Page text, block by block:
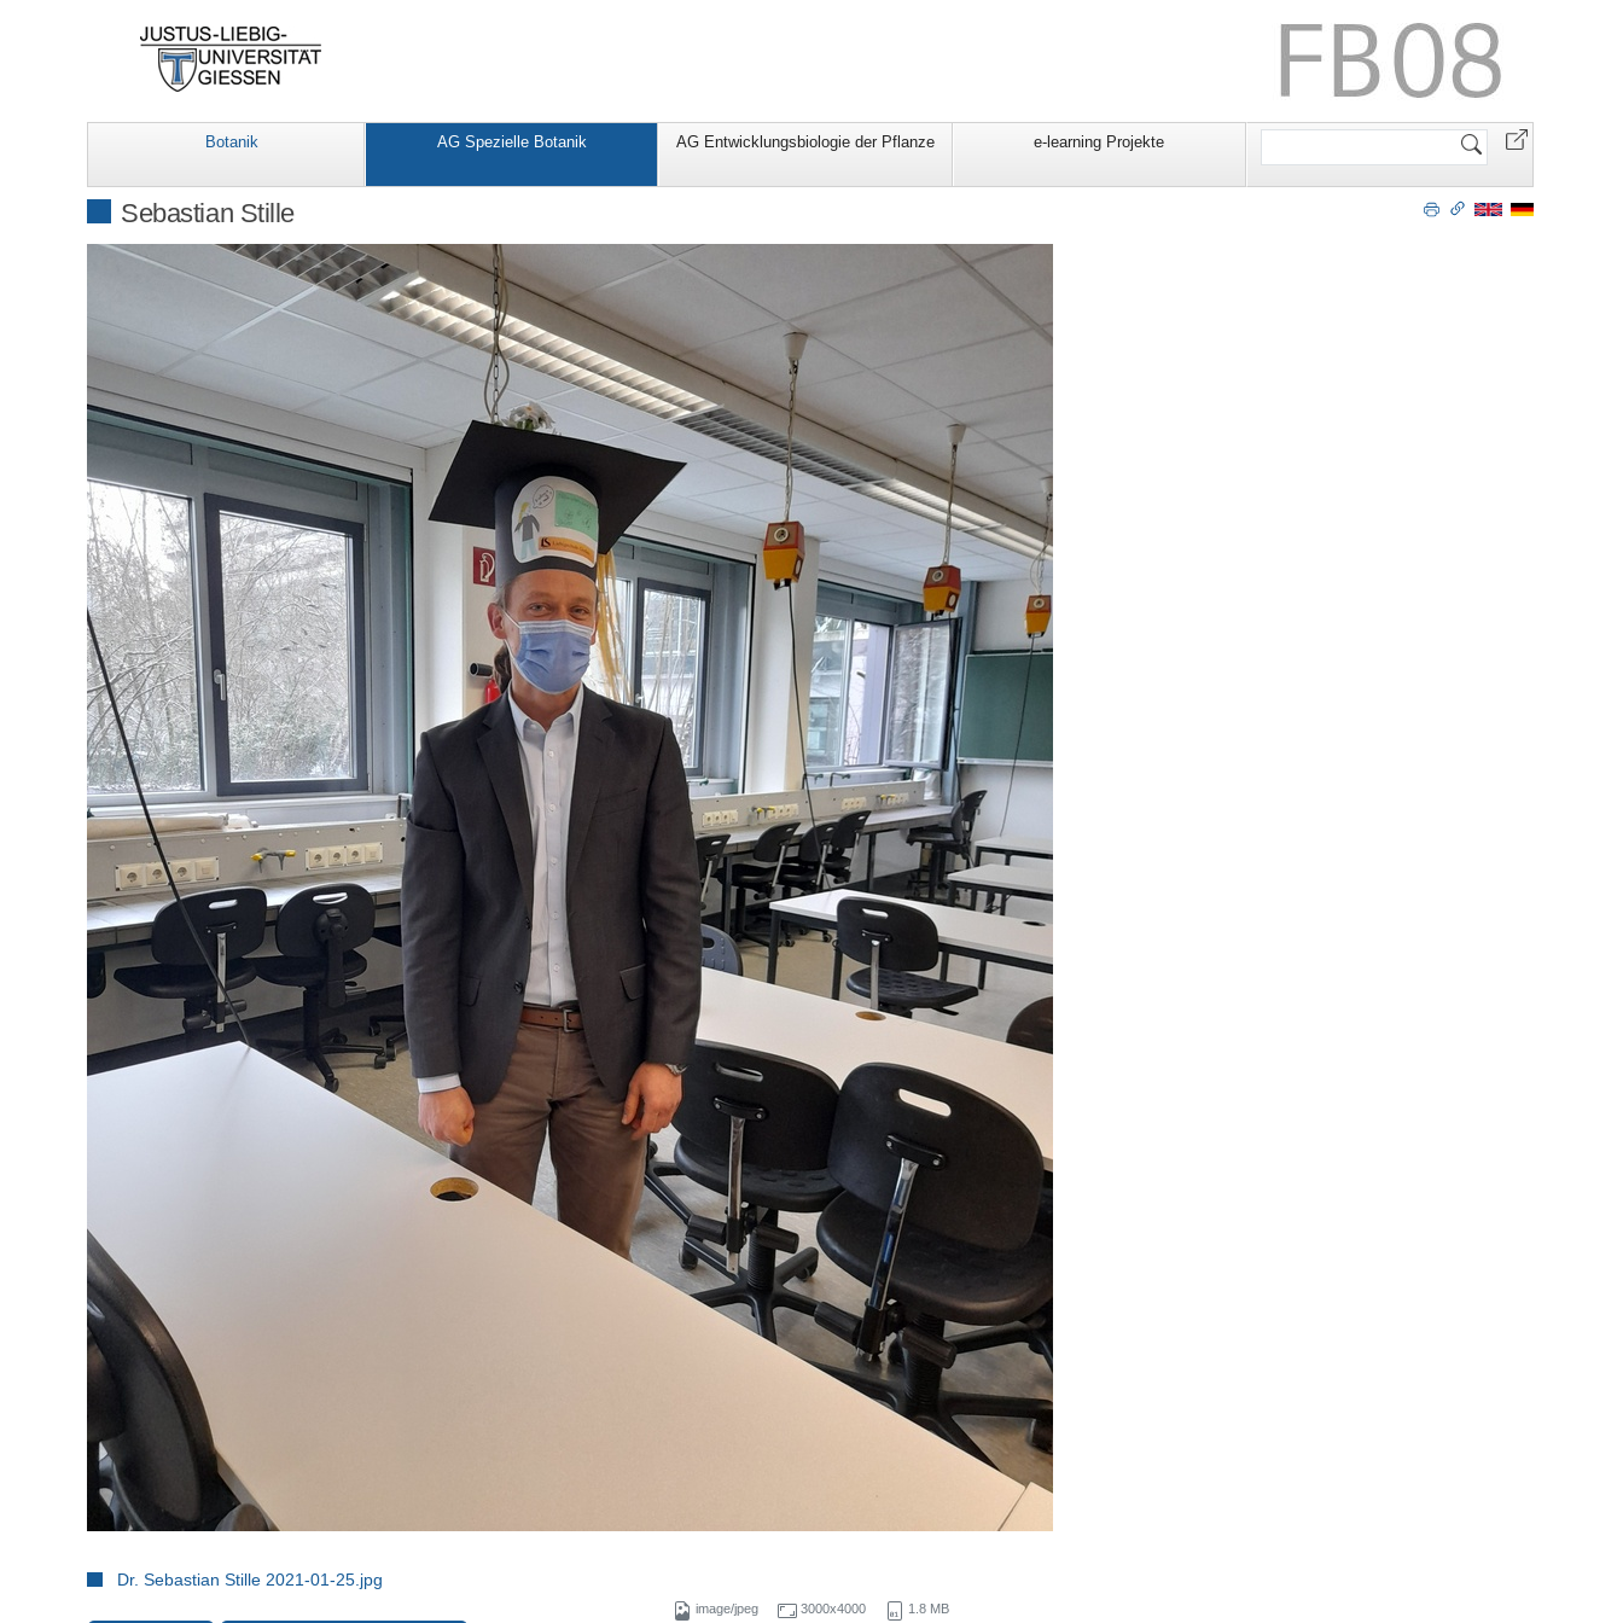
Botanik AG Spezielle Botanik AG Entwicklungsbiologie der Pflanze e-learning Projekte
Website
Sebastian Stille
Dr. Sebastian Stille 2021-01-25.jpg
image/jpeg 3000x4000 1.8 MB